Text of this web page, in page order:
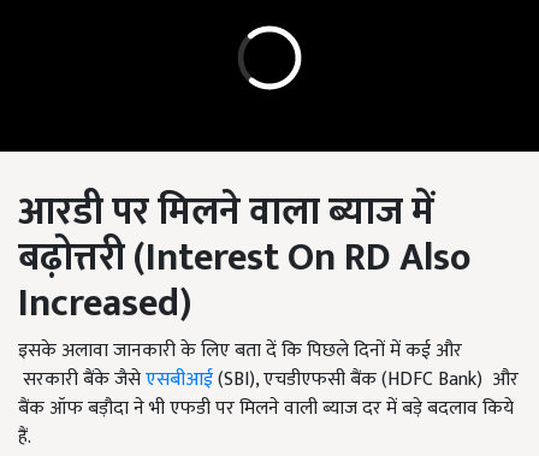
आरडी पर म‍िलने वाला ब्‍याज में
बढ़ोत्तरी (Interest On RD Also
Increased)
इसके अलावा जानकारी के लिए बता दें कि प‍िछले द‍िनों में कई और
सरकारी बैंके जैसेएसबीआई(SBI), एचडीएफसी बैंक (HDFC Bank) और
बैंक ऑफ बड़ौदा ने भी एफडी पर म‍िलने वाली ब्‍याज दर में बड़े बदलाव किये
हैं.